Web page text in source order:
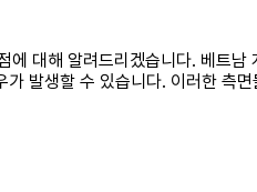
대해 알려드리겠습니다. 베트
발생할 수 있습니다. 이러한 측